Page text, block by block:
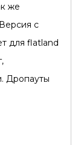
же
с
для flatland
Дропауты